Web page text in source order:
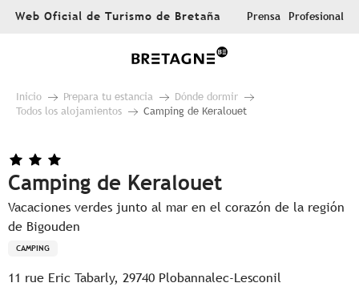
AllerWeb Oficial de Turismo de Bretaña Prensa Profesional
Inicio Prepara tu estancia
Dónde dormir
Todos los alojamientos
Camping de Keralouet
Camping de Keralouet
Vacaciones verdes junto al mar en el corazón de la región
de Bigouden
CAMPING
11 rue Eric Tabarly, 29740 Plobannalec-Lesconil